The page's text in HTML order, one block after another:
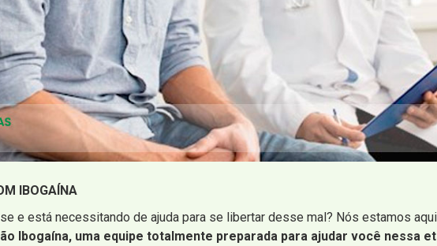
IBOGAÍNA
e está necessitando de ajuda para se libertar desse mal? Nós estamos
Ibogaína, uma equipe totalmente preparada para ajudar você nessa